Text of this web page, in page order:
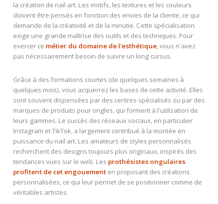
la création de nail art. Les motifs, les textures et les couleurs
doivent être pensés en fonction des envies de la cliente, ce qui
demande de la créativité et de la minutie. Cette spécialisation
exige une grande maîtrise des outils et des techniques. Pour
exercer ce métier du domaine de l'esthétique, vous n'avez
pas nécessairement besoin de suivre un long cursus.
Grâce à des formations courtes (de quelques semaines à
quelques mois), vous acquerrez les bases de cette activité. Elles
sont souvent dispensées par des centres spécialisés ou par des
marques de produits pour ongles, qui forment à l'utilisation de
leurs gammes. Le succès des réseaux sociaux, en particulier
Instagram et TikTok, a largement contribué à la montée en
puissance du nail art. Les amateurs de styles personnalisés
recherchent des designs toujours plus originaux, inspirés des
tendances vues sur le web. Les prothésistes ongulaires
profitent de cet engouementen proposant des créations
personnalisées, ce qui leur permet de se positionner comme de
véritables artistes.